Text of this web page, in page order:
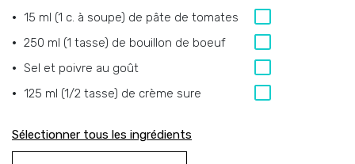
15 ml (1 c. à soupe) de pâte de tomates
250 ml (1 tasse) de bouillon de boeuf
Sel et poivre au goût
125 ml (1/2 tasse) de crème sure
Sélectionner tous les ingrédients